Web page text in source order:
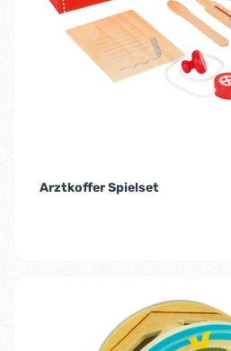
Arztkoffer Spielset